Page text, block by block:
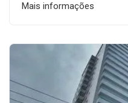
Mais informações